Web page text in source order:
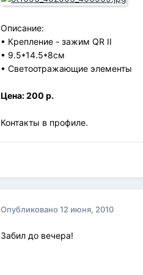
Описание:
• Крепление - зажим QR II
• 9.5*14.5*8см
• Светоотражающие элементы
Цена: 200 p.
Контакты в профиле.
Опубликовано12 июня, 2010
Забил до вечера!